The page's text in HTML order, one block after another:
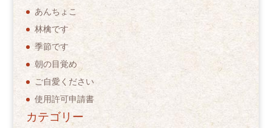
あんちょこ
林檎です
季節です
朝の目覚め
ご自愛ください
使用許可申請書
カテゴリー